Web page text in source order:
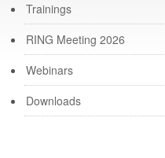
Trainings
RING Meeting 2026
Webinars
Downloads